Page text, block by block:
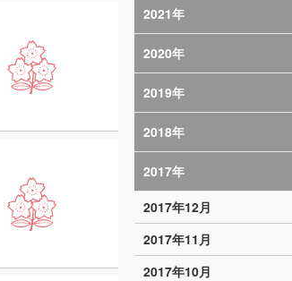
2021年
2020年
2019年
2018年
2017年
2017年12月
2017年11月
2017年10月